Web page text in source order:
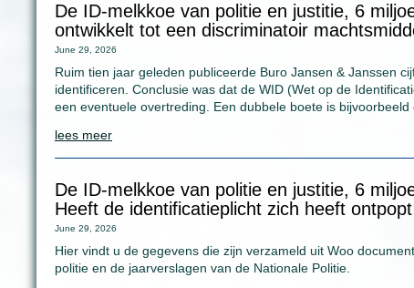
De ID-melkkoe van politie en justitie, 6
ontwikkelt tot een discriminatoir
June 29, 2026
Ruim tien jaar geleden publiceerde Buro Jansen & Janssen
identificeren. Conclusie was dat de WID (Wet op de
een eventuele overtreding. Een dubbele boete is
lees meer
De ID-melkkoe van politie en justitie, 6
Heeft de identificatieplicht zich heeft
June 29, 2026
Hier vindt u de gegevens die zijn verzameld uit Woo
politie en de jaarverslagen van de Nationale Politie.